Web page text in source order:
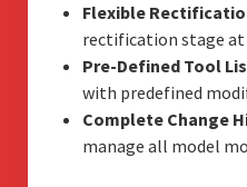
Flexible
rectification stage at
Pre-Defined Tool
with predefined
Complete Change
manage all model